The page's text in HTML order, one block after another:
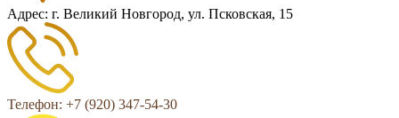
Адрес: г. Великий Новгород, ул. Псковская, 15
Телефон: +7 (920) 347-54-30